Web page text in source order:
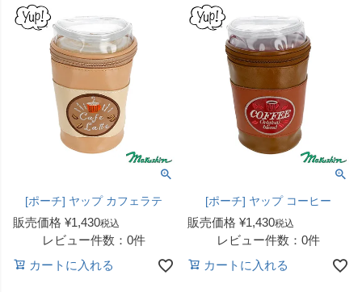
[ポーチ] ヤップ カフェラテ
販売価格 ¥1,430税込
レビュー件数：0件
カートに入れる
[ポーチ] ヤップ コーヒー
販売価格 ¥1,430税込
レビュー件数：0件
カートに入れる